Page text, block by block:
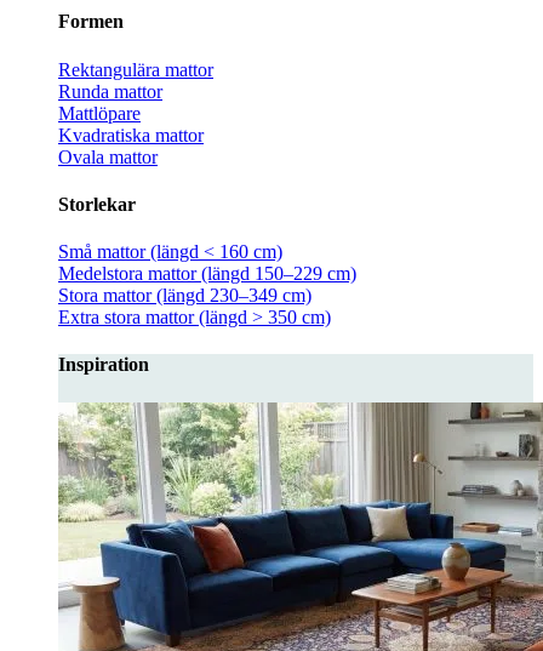
Formen
Rektangulära mattor
Runda mattor
Mattlöpare
Kvadratiska mattor
Ovala mattor
Storlekar
Små mattor (längd < 160 cm)
Medelstora mattor (längd 150–229 cm)
Stora mattor (längd 230–349 cm)
Extra stora mattor (längd > 350 cm)
Inspiration